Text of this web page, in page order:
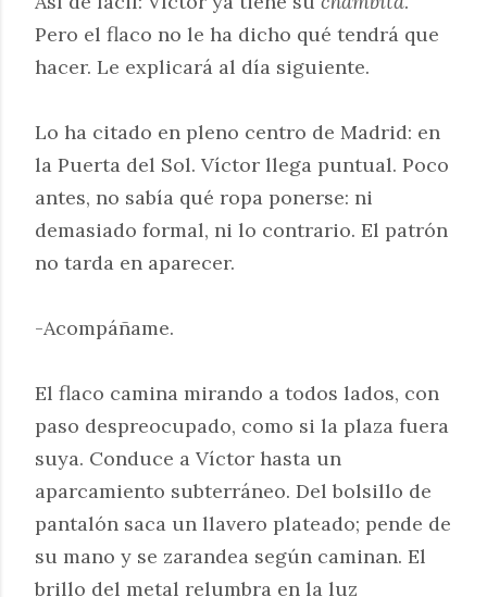
Pero el flaco no le ha dicho qué tendrá que
hacer. Le explicará al día siguiente.
Lo ha citado en pleno centro de Madrid: en
la Puerta del Sol. Víctor llega puntual. Poco
antes, no sabía qué ropa ponerse: ni
demasiado formal, ni lo contrario. El patrón
no tarda en aparecer.
-Acompáñame.
El flaco camina mirando a todos lados, con
paso despreocupado, como si la plaza fuera
suya. Conduce a Víctor hasta un
aparcamiento subterráneo. Del bolsillo de
pantalón saca un llavero plateado; pende de
su mano y se zarandea según caminan. El
brillo del metal relumbra en la luz